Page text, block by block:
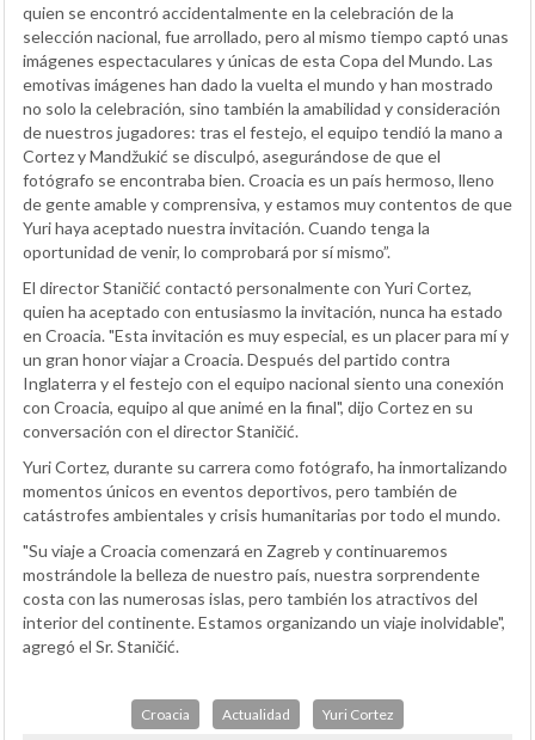
quien se encontró accidentalmente en la celebración de la
selección nacional, fue arrollado, pero al mismo tiempo captó unas
imágenes espectaculares y únicas de esta Copa del Mundo. Las
emotivas imágenes han dado la vuelta el mundo y han mostrado
no solo la celebración, sino también la amabilidad y consideración
de nuestros jugadores: tras el festejo, el equipo tendió la mano a
Cortez y Mandžukić se disculpó, asegurándose de que el
fotógrafo se encontraba bien. Croacia es un país hermoso, lleno
de gente amable y comprensiva, y estamos muy contentos de que
Yuri haya aceptado nuestra invitación. Cuando tenga la
oportunidad de venir, lo comprobará por sí mismo”.
El director Staničić contactó personalmente con Yuri Cortez,
quien ha aceptado con entusiasmo la invitación, nunca ha estado
en Croacia. "Esta invitación es muy especial, es un placer para mí y
un gran honor viajar a Croacia. Después del partido contra
Inglaterra y el festejo con el equipo nacional siento una conexión
con Croacia, equipo al que animé en la final", dijo Cortez en su
conversación con el director Staničić.
Yuri Cortez, durante su carrera como fotógrafo, ha inmortalizando
momentos únicos en eventos deportivos, pero también de
catástrofes ambientales y crisis humanitarias por todo el mundo.
"Su viaje a Croacia comenzará en Zagreb y continuaremos
mostrándole la belleza de nuestro país, nuestra sorprendente
costa con las numerosas islas, pero también los atractivos del
interior del continente. Estamos organizando un viaje inolvidable",
agregó el Sr. Staničić.
Croacia Actualidad Yuri Cortez